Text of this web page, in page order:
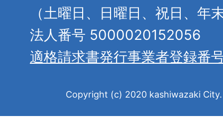
（土曜日、日曜日、祝日、年
法人番号 5000020152056
適格請求書発行事業者登録番
Copyright (c) 2020 kashiwazaki